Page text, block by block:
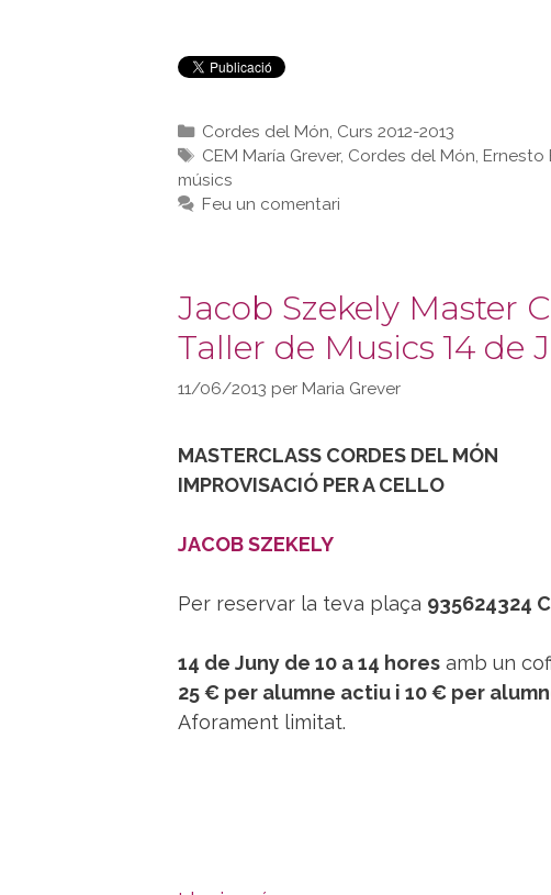
Categories
Cordes del Món, Curs 2012-2013
Etiquetes
CEM María Grever, Cordes del Món, Ernesto
músics
Feu un comentari
Jacob Szekely Master
Taller de Musics 14 de
11/06/2013 per Maria Grever
MASTERCLASS CORDES DEL MÓN
IMPROVISACIÓ PER A CELLO
JACOB SZEKELY
Per reservar la teva plaça 935624324
14 de Juny de 10 a 14 hores amb un
25 € per alumne actiu i 10 € per
Aforament limitat.